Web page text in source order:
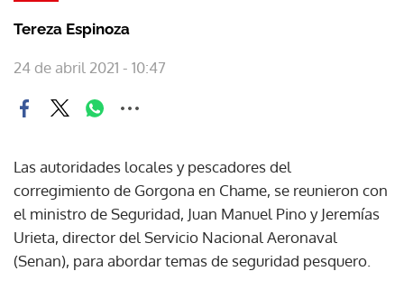
Tereza Espinoza
24 de abril 2021 - 10:47
Las autoridades locales y pescadores del
corregimiento de Gorgona en Chame, se reunieron con
el ministro de Seguridad, Juan Manuel Pino y Jeremías
Urieta, director del Servicio Nacional Aeronaval
(Senan), para abordar temas de seguridad pesquero.